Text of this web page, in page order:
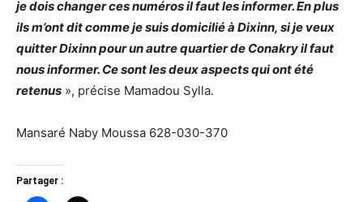
je dois changer ces numéros il faut les informer. En plus
ils m’ont dit comme je suis domicilié à Dixinn, si je veux
quitter Dixinn pour un autre quartier de Conakry il faut
nous informer. Ce sont les deux aspects qui ont été
retenus », précise Mamadou Sylla.
Mansaré Naby Moussa 628-030-370
Partager :